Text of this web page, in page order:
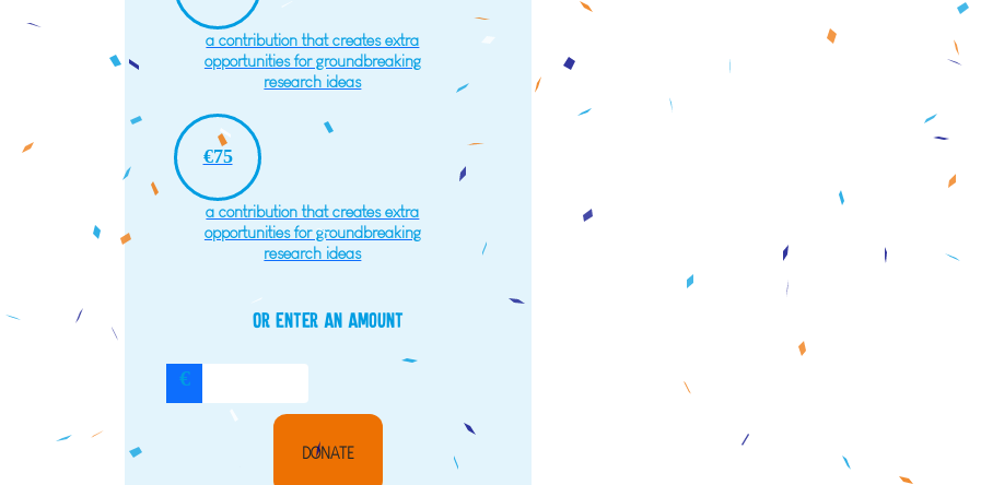
a contribution that creates extra
opportunities for groundbreaking
research ideas
€75
a contribution that creates extra
opportunities for groundbreaking
research ideas
Or enter an amount
€
DONATE